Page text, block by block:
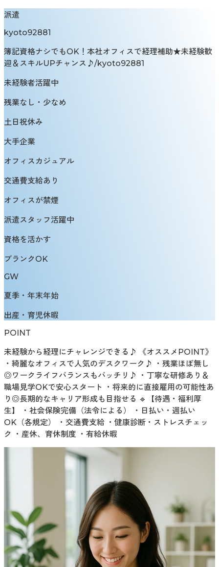
派遣
kyoto92881
簿記資格ナシでもOK！本社オフィスで経理補助★未経験歓
迎＆スキルUPチャンス♪/kyoto92881
未経験者活躍中
残業なし・少なめ
土日祝休み
大手企業
オフィスカジュアル
交通費支給あり
オフィスが禁煙
派遣スタッフ活躍中
資格を活かす
ブランクOK
GW
夏季・年末年始
出産・育児休暇
POINT
未経験から経理にチャレンジできる♪ 《オススメPOINT》
・綺麗なオフィスで人気のデスクワーク♪ ・残業ほぼ無し
◎ワークライフバランスもバッチリ♪ ・丁寧な研修あり＆
職場見学OKで安心スタート ・将来的に直接雇用の可能性あ
り◎長期的なキャリア形成も目指せる 🔹【待遇・福利厚
生】 ・社会保険完備（法令による） ・日払い・週払い
OK（各規定） ・交通費支給 ・健康診断・ストレスチェッ
ク ・産休、育休制度 ・有給休暇